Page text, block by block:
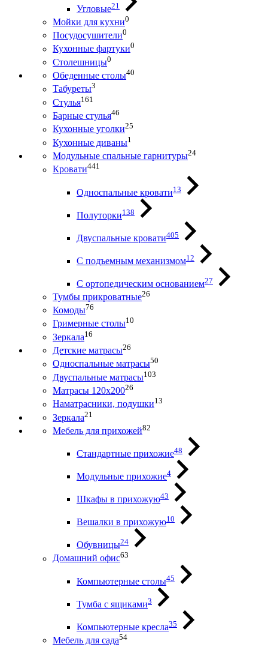
Угловые21
Мойки для кухни0
Посудосушители0
Кухонные фартуки0
Столешницы0
Обеденные столы40
Табуреты3
Стулья161
Барные стулья46
Кухонные уголки25
Кухонные диваны1
Модульные спальные гарнитуры24
Кровати441
Односпальные кровати13
Полуторки138
Двуспальные кровати405
С подъемным механизмом12
С ортопедическим основанием27
Тумбы прикроватные26
Комоды76
Гримерные столы10
Зеркала16
Детские матрасы26
Односпальные матрасы50
Двуспальные матрасы103
Матрасы 120х20026
Наматрасники, подушки13
Зеркала21
Мебель для прихожей82
Стандартные прихожие48
Модульные прихожие4
Шкафы в прихожую43
Вешалки в прихожую10
Обувницы24
Домашний офис63
Компьютерные столы45
Тумба с ящиками3
Компьютерные кресла35
Мебель для сада54